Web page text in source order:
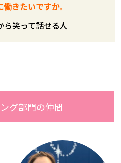
きたいですか。
ら笑って話せる人
グ部門の仲間